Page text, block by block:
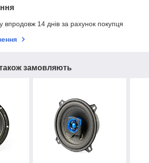
впродовж 14 днів за рахунок покупця
замовляють